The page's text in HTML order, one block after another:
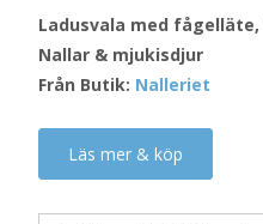
Ladusvala med fågelläte,
Nallar & mjukisdjur
Från Butik: Nalleriet
Läs mer & köp